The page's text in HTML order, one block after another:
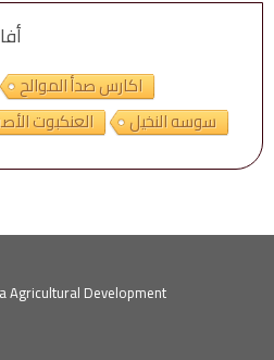
اكارس صدأ الموالح
العنكبوت سوسه النخيل
Agricultural Development